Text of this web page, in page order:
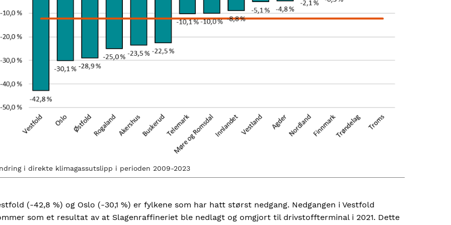
i direkte klimagassutslipp i perioden 2009-2023
(-42,8 %) og Oslo (-30,1 %) er fylkene som har hatt størst nedgang. Nedgangen i Vestfold
som et resultat av at Slagenraffineriet ble nedlagt og omgjort til drivstoffterminal i 2021. Dette